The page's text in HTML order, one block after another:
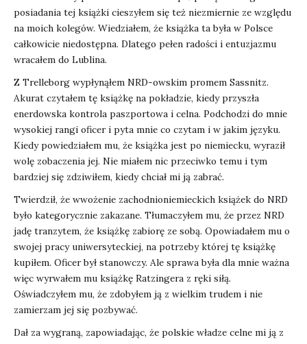
posiadania tej książki cieszyłem się też niezmiernie ze względu
na moich kolegów. Wiedziałem, że książka ta była w Polsce
całkowicie niedostępna. Dlatego pełen radości i entuzjazmu
wracałem do Lublina.
Z Trelleborg wypłynąłem NRD-owskim promem Sassnitz.
Akurat czytałem tę książkę na pokładzie, kiedy przyszła
enerdowska kontrola paszportowa i celna. Podchodzi do mnie
wysokiej rangi oficer i pyta mnie co czytam i w jakim języku.
Kiedy powiedziałem mu, że książka jest po niemiecku, wyraził
wolę zobaczenia jej. Nie miałem nic przeciwko temu i tym
bardziej się zdziwiłem, kiedy chciał mi ją zabrać.
Twierdził, że wwożenie zachodnioniemieckich książek do NRD
było kategorycznie zakazane. Tłumaczyłem mu, że przez NRD
jadę tranzytem, że książkę zabiorę ze sobą. Opowiadałem mu o
swojej pracy uniwersyteckiej, na potrzeby której tę książkę
kupiłem. Oficer był stanowczy. Ale sprawa była dla mnie ważna
więc wyrwałem mu książkę Ratzingera z ręki siłą.
Oświadczyłem mu, że zdobyłem ją z wielkim trudem i nie
zamierzam jej się pozbywać.
Dał za wygraną, zapowiadając, że polskie władze celne mi ją z